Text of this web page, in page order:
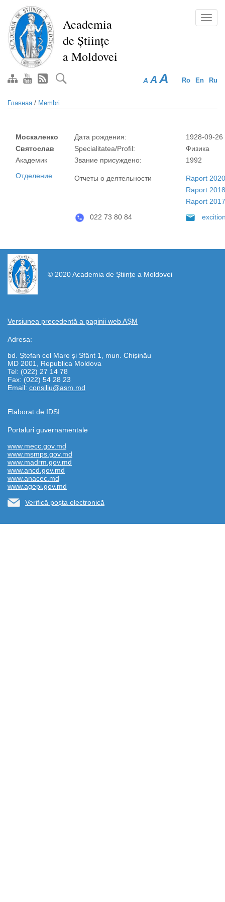
Перейти
основному
содержанию
Academia
de Științe
a Moldovei
Ro En Ru
A A A
Главная / Membri
Москаленко
Святослав
Академик
Дата рождения:
Specialitatea/Profil:
Звание присуждено:
1928-09-26
Физика
1992
Отделение
Отчеты о деятельности
Raport 2020
Raport 2018
Raport 2017
022 73 80 84
© 2020 Academia de Științe a Moldovei
Versiunea precedentă a paginii web AȘM
Adresa:
bd. Ștefan cel Mare și Sfânt 1, mun. Chișinău
MD 2001, Republica Moldova
Tel: (022) 27 14 78
Fax: (022) 54 28 23
Email: consiliu@asm.md
Elaborat de IDSI
https://propletenie.ru/
Portaluri guvernamentale
www.mecc.gov.md
www.msmps.gov.md
www.madrm.gov.md
www.ancd.gov.md
www.anacec.md
www.agepi.gov.md
Verifică poșta electronică